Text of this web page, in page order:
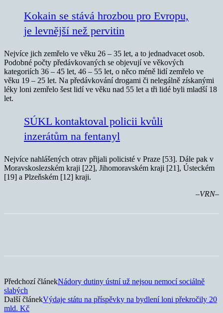
Kokain se stává hrozbou pro Evropu,
je levnější než pervitin
Nejvíce jich zemřelo ve věku 26 – 35 let, a to jednadvacet osob.
Podobné počty předávkovaných se objevují ve věkových
kategoriích 36 – 45 let, 46 – 55 let, o něco méně lidí zemřelo ve
věku 19 – 25 let. Na předávkování drogami či nelegálně získanými
léky loni zemřelo šest lidí ve věku nad 55 let a tři lidé byli mladší 18
let.
SÚKL kontaktoval policii kvůli
inzerátům na fentanyl
Nejvíce nahlášených otrav přijali policisté v Praze [53]. Dále pak v
Moravskoslezském kraji [22], Jihomoravském kraji [21], Ústeckém
[19] a Plzeňském [12] kraji.
–VRN–
Předchozí článekNádory dutiny ústní už nejsou nemocí sociálně
slabých
Další článekVýdaje státu na příspěvky na bydlení loni překročily 20
mld. Kč